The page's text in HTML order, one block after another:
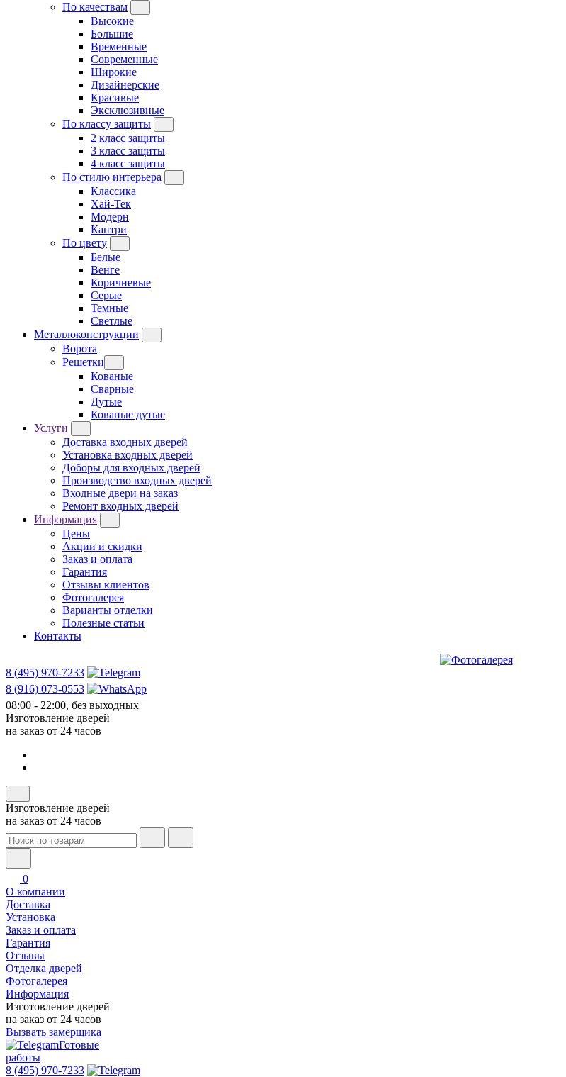
По качествам
Высокие
Большие
Временные
Современные
Широкие
Дизайнерские
Красивые
Эксклюзивные
По классу защиты
2 класс защиты
3 класс защиты
4 класс защиты
По стилю интерьера
Классика
Хай-Тек
Модерн
Кантри
По цвету
Белые
Венге
Коричневые
Серые
Темные
Светлые
Металлоконструкции
Ворота
Решетки
Кованые
Сварные
Дутые
Кованые дутые
Услуги
Доставка входных дверей
Установка входных дверей
Доборы для входных дверей
Производство входных дверей
Входные двери на заказ
Ремонт входных дверей
Информация
Цены
Акции и скидки
Заказ и оплата
Гарантия
Отзывы клиентов
Фотогалерея
Варианты отделки
Полезные статьи
Контакты
8 (495) 970-7233
8 (916) 073-0553
08:00 - 22:00, без выходных
Изготовление дверей
на заказ от 24 часов
Изготовление дверей
на заказ от 24 часов
0
О компании
Доставка
Установка
Заказ и оплата
Гарантия
Отзывы
Отделка дверей
Фотогалерея
Информация
Изготовление дверей
на заказ от 24 часов
Вызвать замерщика
Готовые
работы
8 (495) 970-7233